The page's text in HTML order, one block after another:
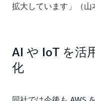
拡大しています」（山
AI や IoT を活
化